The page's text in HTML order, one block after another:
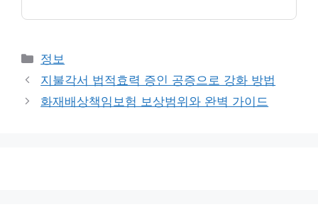
카
테
고
리
정보
지불각서 법적효력 증인 공증으로 강화 방법
화재배상책임보험 보상범위와 완벽 가이드